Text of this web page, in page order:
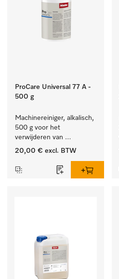
ProCare Universal 77 A -
500 g
Machinereiniger, alkalisch,
500 g voor het
verwijderen van
hardnekkige
20,00 € excl. BTW